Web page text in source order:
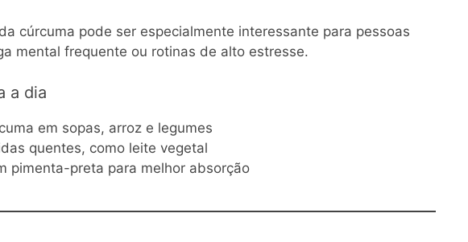
cúrcuma pode ser especialmente interessante para pessoas
mental frequente ou rotinas de alto estresse.
a dia
em sopas, arroz e legumes
quentes, como leite vegetal
pimenta-preta para melhor absorção